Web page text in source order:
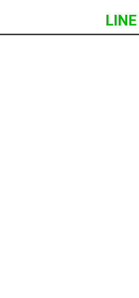
LINE